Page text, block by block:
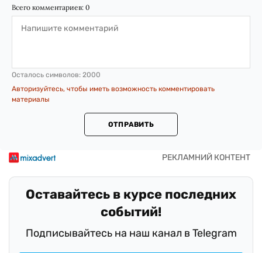
Всего комментариев: 0
Осталось символов: 2000
Авторизуйтесь, чтобы иметь возможность комментировать
материалы
ОТПРАВИТЬ
Оставайтесь в курсе последних
событий!
Подписывайтесь на наш канал в Telegram